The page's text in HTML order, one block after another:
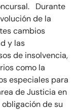
Durante
de la
cambios
y las
de insolvencia,
como la
especiales para
de Justicia en
de su